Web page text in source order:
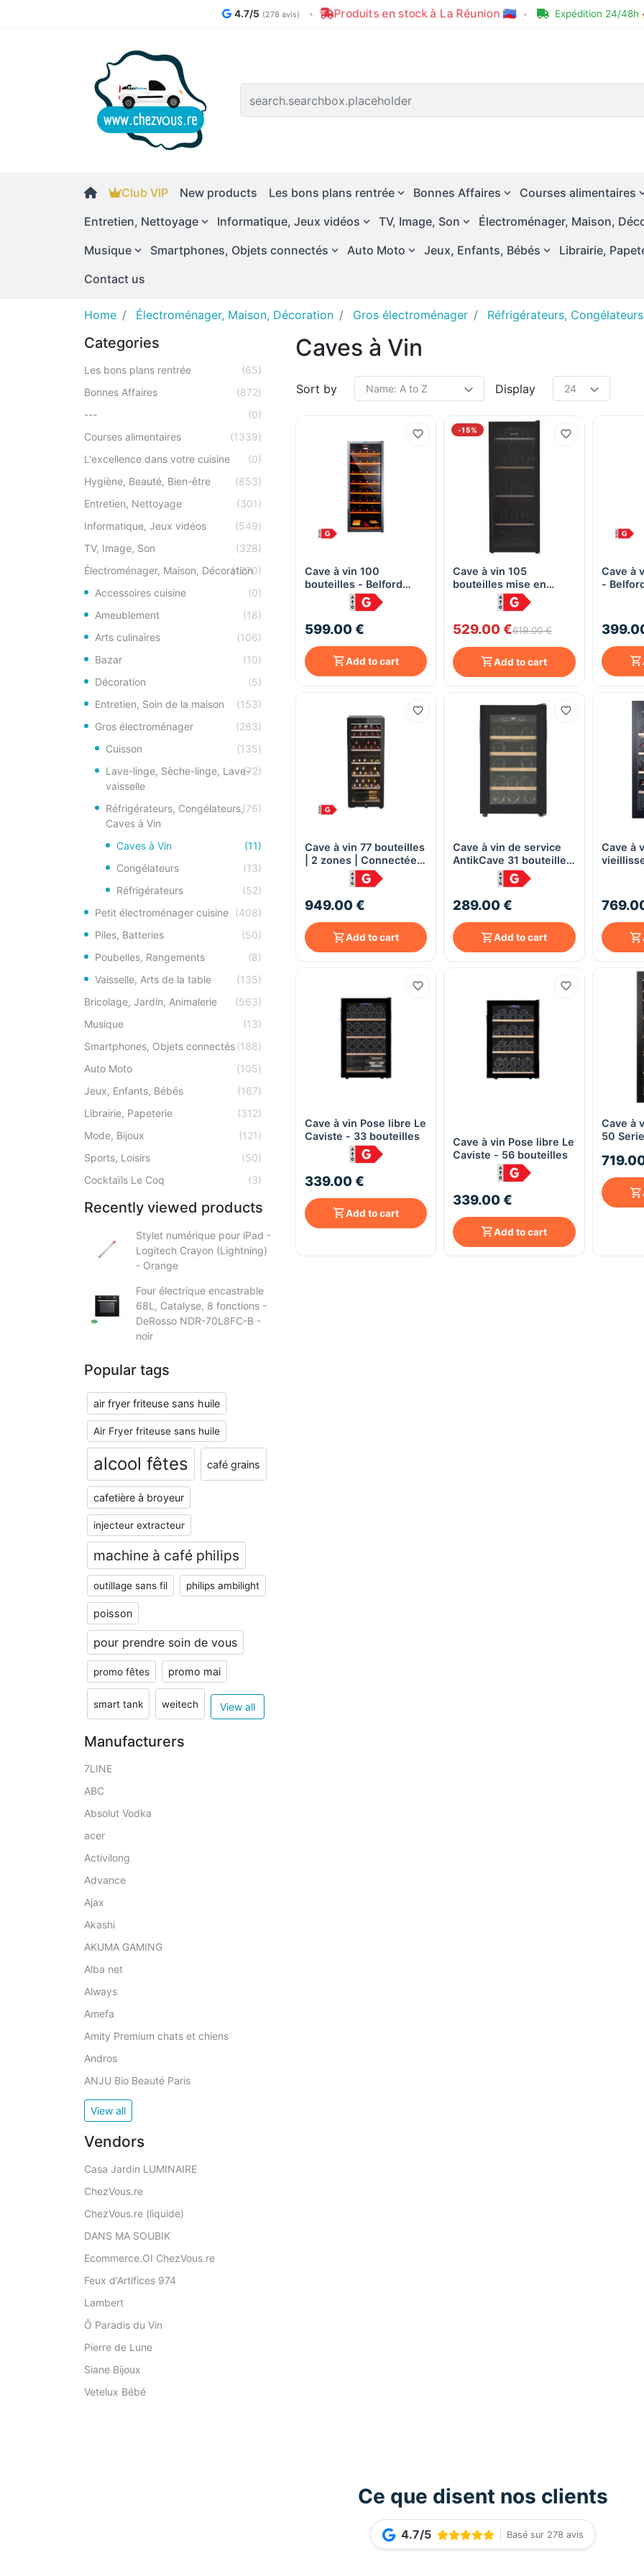
4.7/5 (278 avis) • Produits en stock à La Réunion 🇷🇪 • Expédition 24/48h
Club VIP New products Les bons plans rentrée Bonnes Affaires Courses alimentaires
Entretien, Nettoyage
Informatique, Jeux vidéos TV, Image, Son Électroménager, Maison,
Musique
Smartphones, Objets connectés Auto Moto Jeux, Enfants, Bébés Librairie,
Contact us
Home Électroménager, Maison, Décoration Gros électroménager Réfrigérateurs,
Categories
Les bons plans rentrée
(65)
Bonnes Affaires
(872)
---
(0)
Courses alimentaires
(1339)
L'excellence dans votre cuisine
(0)
Hygiène, Beauté, Bien-être
(853)
Entretien, Nettoyage
(301)
Informatique, Jeux vidéos
(549)
TV, Image, Son
(328)
Électroménager, Maison, Décoration
(1270)
Accessoires cuisine
(0)
Ameublement
(18)
Arts culinaires
(106)
Bazar
(10)
Décoration
(5)
Entretien, Soin de la maison
(153)
Gros électroménager
(283)
Cuisson
(135)
Lave-linge, Sèche-linge, Lave-
vaisselle
(72)
Réfrigérateurs, Congélateurs,
Caves à Vin
(76)
Caves à Vin
(11)
Congélateurs
(13)
Réfrigérateurs
(52)
Petit électroménager cuisine (408)
Piles, Batteries
(50)
Poubelles, Rangements
(8)
Vaisselle, Arts de la table
(135)
Bricolage, Jardin, Animalerie
(563)
Musique
(13)
Smartphones, Objets connectés(188)
Auto Moto
(105)
Jeux, Enfants, Bébés
(167)
Librairie, Papeterie
(312)
Mode, Bijoux
(121)
Sports, Loisirs
(50)
Cocktaïls Le Coq
(3)
Recently viewed products
Stylet numérique pour iPad -
Logitech Crayon (Lightning)
- Orange
Four électrique encastrable
68L, Catalyse, 8 fonctions -
DeRosso NDR-70L8FC-B -
noir
Popular tags
air fryer friteuse sans huile
Air Fryer friteuse sans huile
alcool fêtes café grains
cafetière à broyeur
injecteur extracteur
machine à café philips
outillage sans fil philips ambilight
poisson
pour prendre soin de vous
promo fêtes promo mai
smart tank weitech View all
Manufacturers
7LINE
ABC
Absolut Vodka
acer
Activilong
Advance
Ajax
Akashi
AKUMA GAMING
Alba net
Always
Amefa
Amity Premium chats et chiens
Andros
ANJU Bio Beauté Paris
View all
Vendors
Casa Jardin LUMINAIRE
ChezVous.re
ChezVous.re (liquide)
DANS MA SOUBIK
Ecommerce.OI ChezVous.re
Feux d'Artifices 974
Lambert
Ô Paradis du Vin
Pierre de Lune
Siane Bijoux
Vetelux Bébé
Caves à Vin
Sort by Display
Quick View
Cave à vin 100
bouteilles - Belford
599.00 €
Add to cart
-15%
Quick View
Cave à vin 105
bouteilles mise en
température - BRANDT
BFW105GB
529.00 €619.00 €
Add to cart
Cave à
-
Quick View
Cave à vin 77 bouteilles
| 2 zones | Connectée -
Haier 50 Série 7
HWS77GDAU1
949.00 €
Add to cart
Quick View
Cave à vin de service
AntikCave 31 bouteilles
- Clayettes Bois -
ANCAV31BA
289.00 €
Add to cart
Cave à
UV –
LED
Quick View
Cave à vin Pose libre Le
Caviste - 33 bouteilles
339.00 €
Add to cart
Cave à vin Pose libre Le
Caviste - 56 bouteilles
339.00 €
Add to cart
Cave à
50
Ce que disent nos clients
4.7/5 Basé sur 278 avis